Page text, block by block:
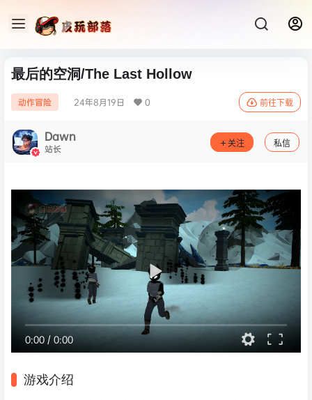
最后的空洞/The Last Hollow
动作冒险 24年8月19日 0 前往下载
Dawn
站长 关注 私信
0:00 / 0:00
游戏介绍